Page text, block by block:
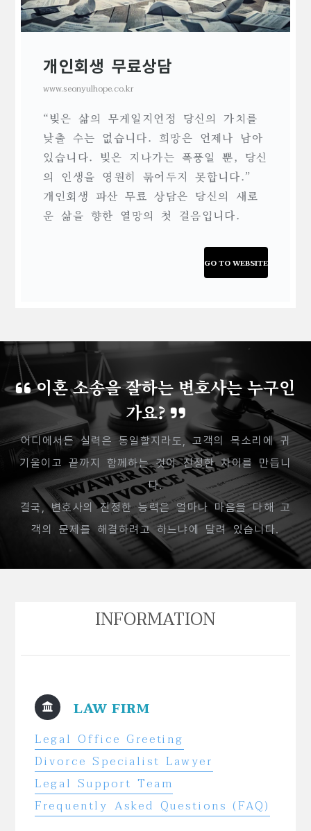
개인회생 무료상담
www.seonyulhope.co.kr
“빚은 삶의 무게일지언정 당신의 가치를
낮출 수는 없습니다. 희망은 언제나 남아
있습니다. 빚은 지나가는 폭풍일 뿐, 당신
의 인생을 영원히 묶어두지 못합니다.”
개인회생 파산 무료 상담은 당신의 새로
운 삶을 향한 열망의 첫 걸음입니다.
GO TO WEBSITE
이혼 소송을 잘하는 변호사는 누구인
가요?
어디에서든 실력은 동일할지라도, 고객의 목소리에 귀
기울이고 끝까지 함께하는 것이 진정한 차이를 만듭니
다.
결국, 변호사의 진정한 능력은 얼마나 마음을 다해 고
객의 문제를 해결하려고 하느냐에 달려 있습니다.
INFORMATION
LAW FIRM
Legal Office Greeting
Divorce Specialist Lawyer
Legal Support Team
Frequently Asked Questions (FAQ)